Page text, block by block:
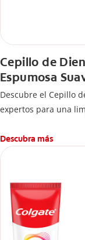
Cepillo de
Espumosa
Descubre el Cepillo
expertos para una
Descubra más